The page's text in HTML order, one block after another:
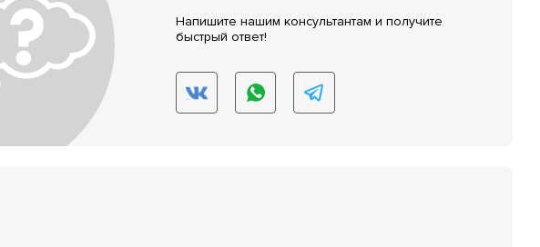
Напишите нашим консультантам и получите
быстрый ответ!